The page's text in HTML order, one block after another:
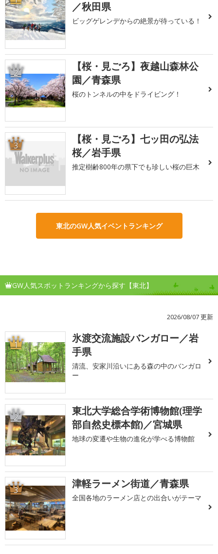
／秋田県
ビッグゲレンデからの絶景が待っている！
2
【桜・見ごろ】夜越山森林公
園／青森県
桜のトンネルの中をドライビング！
3
【桜・見ごろ】七ッ田の弘法
桜／岩手県
推定樹齢800年の県下でも珍しい桜の巨木
東北のGW人気イベントランキング
GW人気スポットランキングから探す【東北】
2026/08/07 更新
1
氷渡交流施設バンガロー／岩
手県
清流、安家川沿いにある森の中のバンガロ
ー
2
東北大学総合学術博物館(理学
部自然史標本館)／宮城県
地球の変遷や生物の進化が学べる博物館
3 津軽ラーメン街道／青森県
全国各地のラーメン店との出合いがテーマ